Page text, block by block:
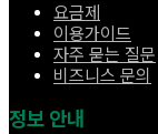
요금제
이용가이드
자주 묻는 질문
비즈니스 문의
정보 안내